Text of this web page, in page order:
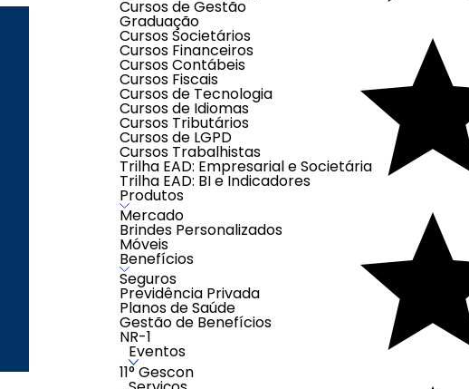
Cursos de Gestão
Graduação
Cursos Societários
Cursos Financeiros
Cursos Contábeis
Cursos Fiscais
Cursos de Tecnologia
Cursos de Idiomas
Cursos Tributários
Cursos de LGPD
Cursos Trabalhistas
Trilha EAD: Empresarial e Societária
Trilha EAD: BI e Indicadores
Produtos
Mercado
Brindes Personalizados
Móveis
Benefícios
Seguros
Previdência Privada
Planos de Saúde
Gestão de Benefícios
NR-1
Eventos
11° Gescon
Segunda à Sexta-
feira das 08h00 às
Sábados das 08h00
(exceto feriados)
ENDEREÇO
Criação e Desenvolvimento Agência New